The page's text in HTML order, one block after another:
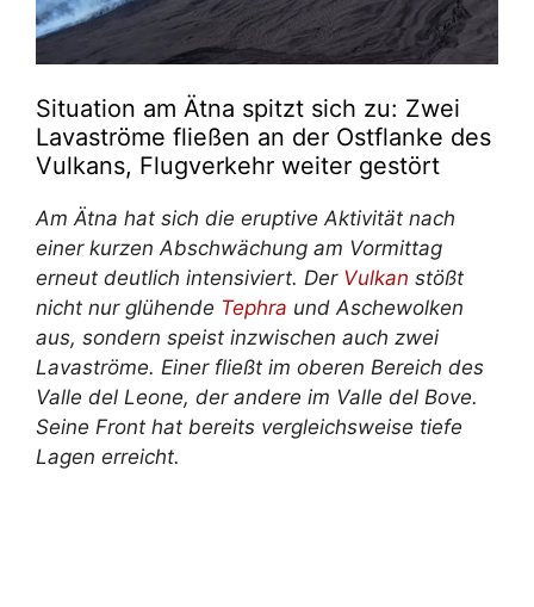
Situation am Ätna spitzt sich zu: Zwei
Lavaströme fließen an der Ostflanke des
Vulkans, Flugverkehr weiter gestört
Am Ätna hat sich die eruptive Aktivität nach
einer kurzen Abschwächung am Vormittag
erneut deutlich intensiviert. Der Vulkan stößt
nicht nur glühende Tephra und Aschewolken
aus, sondern speist inzwischen auch zwei
Lavaströme. Einer fließt im oberen Bereich des
Valle del Leone, der andere im Valle del Bove.
Seine Front hat bereits vergleichsweise tiefe
Lagen erreicht.